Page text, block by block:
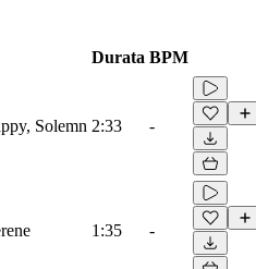
Durata BPM
Solemn 2:33 -
1:35 -